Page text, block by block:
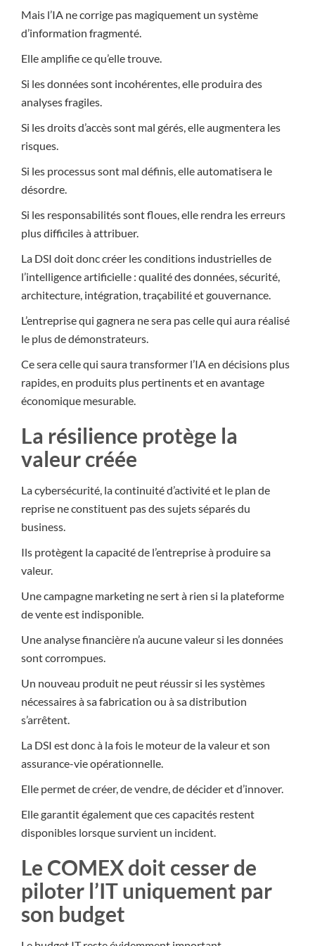
Mais l’IA ne corrige pas magiquement un système
d’information fragmenté.
Elle amplifie ce qu’elle trouve.
Si les données sont incohérentes, elle produira des
analyses fragiles.
Si les droits d’accès sont mal gérés, elle augmentera les
risques.
Si les processus sont mal définis, elle automatisera le
désordre.
Si les responsabilités sont floues, elle rendra les erreurs
plus difficiles à attribuer.
La DSI doit donc créer les conditions industrielles de
l’intelligence artificielle : qualité des données, sécurité,
architecture, intégration, traçabilité et gouvernance.
L’entreprise qui gagnera ne sera pas celle qui aura réalisé
le plus de démonstrateurs.
Ce sera celle qui saura transformer l’IA en décisions plus
rapides, en produits plus pertinents et en avantage
économique mesurable.
La résilience protège la
valeur créée
La cybersécurité, la continuité d’activité et le plan de
reprise ne constituent pas des sujets séparés du
business.
Ils protègent la capacité de l’entreprise à produire sa
valeur.
Une campagne marketing ne sert à rien si la plateforme
de vente est indisponible.
Une analyse financière n’a aucune valeur si les données
sont corrompues.
Un nouveau produit ne peut réussir si les systèmes
nécessaires à sa fabrication ou à sa distribution
s’arrêtent.
La DSI est donc à la fois le moteur de la valeur et son
assurance-vie opérationnelle.
Elle permet de créer, de vendre, de décider et d’innover.
Elle garantit également que ces capacités restent
disponibles lorsque survient un incident.
Le COMEX doit cesser de
piloter l’IT uniquement par
son budget